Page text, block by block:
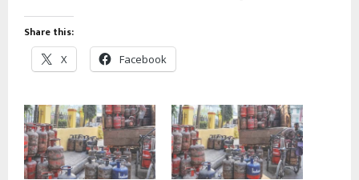
Share this:
X Facebook